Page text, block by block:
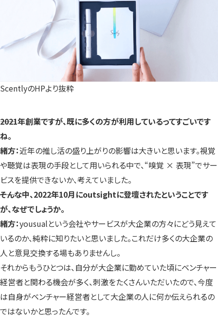
ScentlyのHPより抜粋
――2021年創業ですが、既に多くの方が利用しているってすごいです
ね。
緒方：近年の推し活の盛り上がりの影響は大きいと思います。視覚
や聴覚は表現の手段として用いられる中で、“嗅覚 × 表現”でサー
ビスを提供できないか、考えていました。
――そんな中、2022年10月にoutsightに登壇されたということです
が、なぜでしょうか。
緒方：yousualという会社やサービスが大企業の方々にどう見えて
いるのか、純粋に知りたいと思いました。これだけ多くの大企業の
人と意見交換する場もありませんし。
それからもうひとつは、自分が大企業に勤めていた頃にベンチャー
経営者と関わる機会が多く、刺激をたくさんいただいたので、今度
は自身がベンチャー経営者として大企業の人に何か伝えられるの
ではないかと思ったんです。